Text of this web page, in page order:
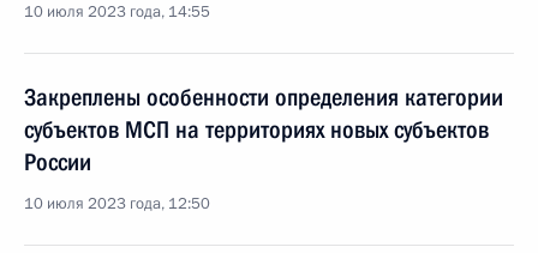
10 июля 2023 года, 14:55
Закреплены особенности определения категории
субъектов МСП на территориях новых субъектов
России
10 июля 2023 года, 12:50